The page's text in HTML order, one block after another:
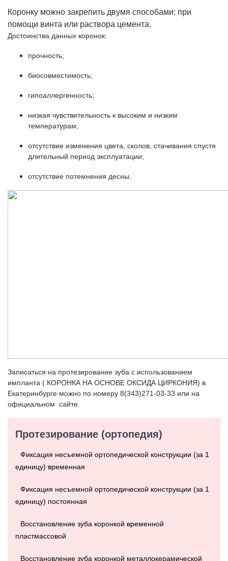
Коронку можно закрепить двумя способами: при
помощи винта или раствора цемента.
Достоинства данных коронок:
прочность;
биосовместимость;
гипоаллергенность;
низкая чувствительность к высоким и низким
температурам;
отсутствие изменения цвета, сколов, стачивания спустя
длительный период эксплуатации;
отсутствие потемнения десны.
Записаться на протезирование зуба с использованием
импланта ( КОРОНКА НА ОСНОВЕ ОКСИДА ЦИРКОНИЯ) в
Екатеринбурге можно по номеру 8(343)271-03-33 или на
официальном сайте.
Протезирование (ортопедия)
Фиксация несъемной ортопедической конструкции (за 1
единицу) временная
Фиксация несъемной ортопедической конструкции (за 1
единицу) постоянная
Восстановление зуба коронкой временной
пластмассовой
Восстановление зуба коронкой металлокерамической